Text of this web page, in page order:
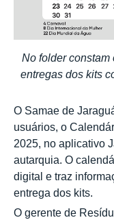
No folder constam
entregas dos kits
O Samae de
usuários, o
2025, no aplicativo
autarquia. O
digital e traz
entrega dos kits.
O gerente de